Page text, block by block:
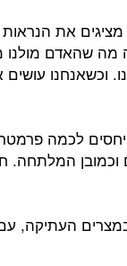
את
מה שהאדם מולנו
וכשאנחנו
לכמה
וכמובן
העתיקה,